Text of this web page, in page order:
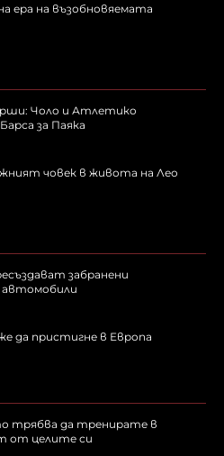
ера на възобновяемата
Чоло и Атлетико
за Паяка
човек в живота на Лео
забранени
автомобили
да пристигне в Европа
трябва да тренирате в
от целите си